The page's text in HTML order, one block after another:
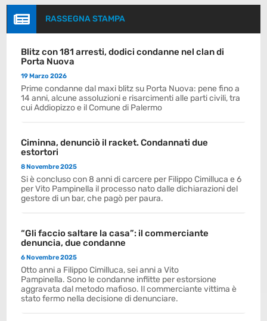
 RASSEGNA STAMPA
Blitz con 181 arresti, dodici condanne nel clan di
Porta Nuova
19 Marzo 2026
Prime condanne dal maxi blitz su Porta Nuova: pene fino a
14 anni, alcune assoluzioni e risarcimenti alle parti civili, tra
cui Addiopizzo e il Comune di Palermo
Ciminna, denunciò il racket. Condannati due
estortori
8 Novembre 2025
Si è concluso con 8 anni di carcere per Filippo Cimilluca e 6
per Vito Pampinella il processo nato dalle dichiarazioni del
gestore di un bar, che pagò per paura.
“Gli faccio saltare la casa”: il commerciante
denuncia, due condanne
6 Novembre 2025
Otto anni a Filippo Cimilluca, sei anni a Vito
Pampinella. Sono le condanne inflitte per estorsione
aggravata dal metodo mafioso. Il commerciante vittima è
stato fermo nella decisione di denunciare.